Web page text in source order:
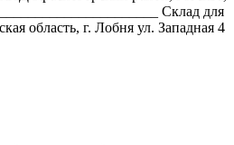
Склад для
область, г. Лобня ул. Западная 4